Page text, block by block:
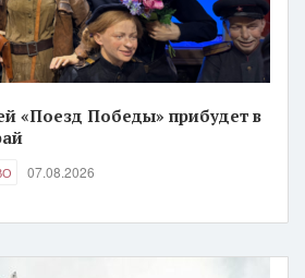
«Поезд Победы» прибудет в
07.08.2026